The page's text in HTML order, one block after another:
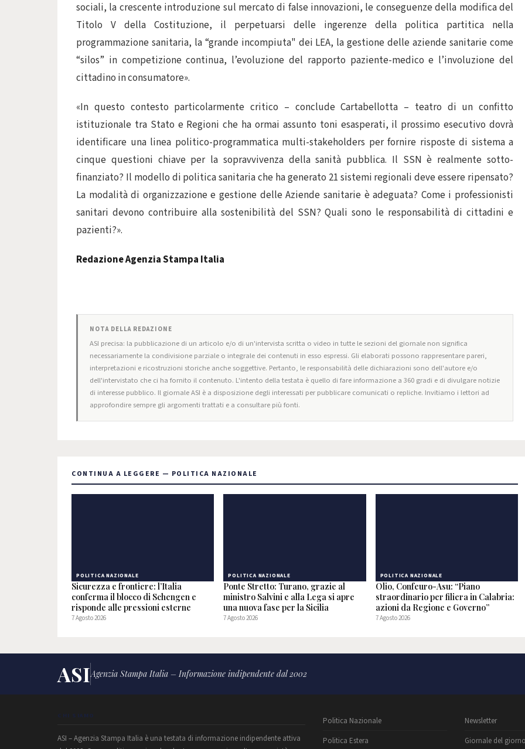
sociali, la crescente introduzione sul mercato di false innovazioni, le conseguenze della modifica del
Titolo V della Costituzione, il perpetuarsi delle ingerenze della politica partitica nella
programmazione sanitaria, la “grande incompiuta" dei LEA, la gestione delle aziende sanitarie come
“silos” in competizione continua, l’evoluzione del rapporto paziente-medico e l’involuzione del
cittadino in consumatore».
«In questo contesto particolarmente critico – conclude Cartabellotta – teatro di un confitto
istituzionale tra Stato e Regioni che ha ormai assunto toni esasperati, il prossimo esecutivo dovrà
identificare una linea politico-programmatica multi-stakeholders per fornire risposte di sistema a
cinque questioni chiave per la sopravvivenza della sanità pubblica. Il SSN è realmente sotto-
finanziato? Il modello di politica sanitaria che ha generato 21 sistemi regionali deve essere ripensato?
La modalità di organizzazione e gestione delle Aziende sanitarie è adeguata? Come i professionisti
sanitari devono contribuire alla sostenibilità del SSN? Quali sono le responsabilità di cittadini e
pazienti?».
Redazione Agenzia Stampa Italia
NOTA DELLA REDAZIONE
ASI precisa: la pubblicazione di un articolo e/o di un'intervista scritta o video in tutte le sezioni del giornale non significa
necessariamente la condivisione parziale o integrale dei contenuti in esso espressi. Gli elaborati possono rappresentare pareri,
interpretazioni e ricostruzioni storiche anche soggettive. Pertanto, le responsabilità delle dichiarazioni sono dell'autore e/o
dell'intervistato che ci ha fornito il contenuto. L'intento della testata è quello di fare informazione a 360 gradi e di divulgare notizie
di interesse pubblico. Il giornale ASI è a disposizione degli interessati per pubblicare comunicati o repliche. Invitiamo i lettori ad
approfondire sempre gli argomenti trattati e a consultare più fonti.
CONTINUA A LEGGERE — POLITICA NAZIONALE
POLITICA NAZIONALE
Sicurezza e frontiere: l’Italia
conferma il blocco di Schengen e
risponde alle pressioni esterne
7 Agosto 2026
POLITICA NAZIONALE
Ponte Stretto: Turano, grazie al
ministro Salvini e alla Lega si apre
una nuova fase per la Sicilia
7 Agosto 2026
POLITICA NAZIONALE
Olio, Confeuro-Asu: “Piano
straordinario per filiera in Calabria:
azioni da Regione e Governo”
7 Agosto 2026
ASIAgenzia Stampa Italia – Informazione indipendente dal 2002
CHI SIAMO
ASI – Agenzia Stampa Italia è una testata di informazione indipendente attiva
Politica Nazionale
Politica Estera
Newsletter
Giornale del giorno